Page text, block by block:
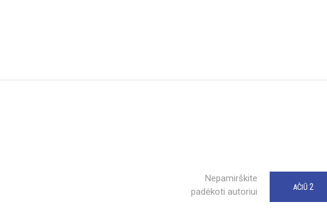
Nepamirškite
padėkoti autoriui
AČIŪ 2